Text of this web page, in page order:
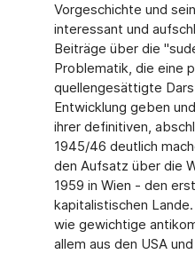
Vorgeschichte und
interessant und
Beiträge über die
Problematik, die eine
quellengesättigte
Entwicklung geben
ihrer definitiven,
1945/46 deutlich
den Aufsatz über die
1959 in Wien - den
kapitalistischen
wie gewichtige
allem aus den USA